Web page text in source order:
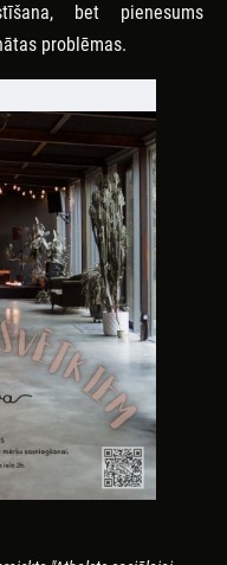
bet pienesums
problēmas.